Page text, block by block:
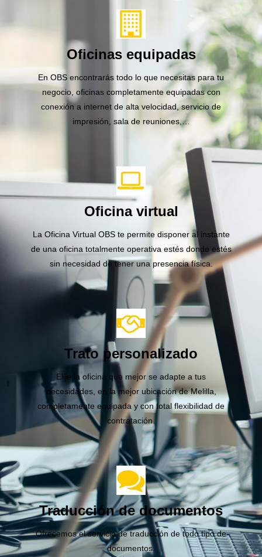
Oficinas equipadas
En OBS encontrarás todo lo que necesitas para tu
negocio, oficinas completamente equipadas con
conexión a internet de alta velocidad, servicio de
impresión, sala de reuniones,…
Oficina virtual
La Oficina Virtual OBS te permite disponer al instante
de una oficina totalmente operativa estés donde estés
sin necesidad de tener una presencia física.
Trato personalizado
Elije la oficina que mejor se adapte a tus
necesidades, en la mejor ubicación de Melilla,
completamente equipada y con total flexibilidad de
contratación.
Traducción de documentos
Ofrecemos el servicio de traducción de todo tipo de
documentos.